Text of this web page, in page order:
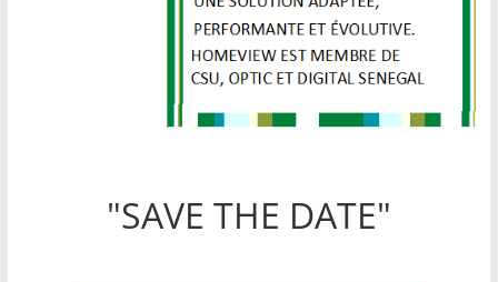
"SAVE THE DATE"